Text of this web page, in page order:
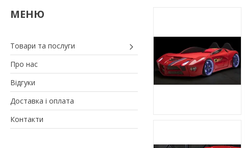
Товари та послуги
Про нас
Відгуки
Доставка і оплата
Контакти